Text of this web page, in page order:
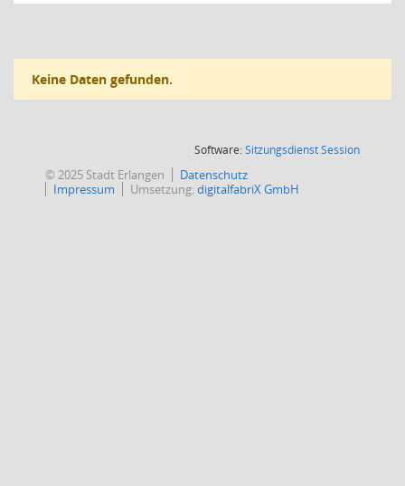
Keine Daten gefunden.
Software:SitzungsdienstSession(Wird in
© 2025 Stadt Erlangen
Datenschutz
Impressum
Umsetzung:digitalfabriX GmbH